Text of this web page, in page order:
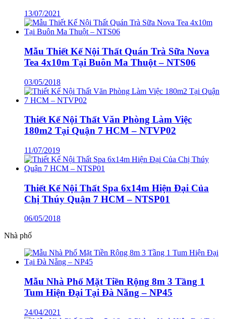
13/07/2021
Mẫu Thiết Kế Nội Thất Quán Trà Sữa Nova
Tea 4x10m Tại Buôn Ma Thuột – NTS06
03/05/2018
Thiết Kế Nội Thất Văn Phòng Làm Việc
180m2 Tại Quận 7 HCM – NTVP02
11/07/2019
Thiết Kế Nội Thất Spa 6x14m Hiện Đại Của
Chị Thúy Quận 7 HCM – NTSP01
06/05/2018
Nhà phố
Mẫu Nhà Phố Mặt Tiền Rộng 8m 3 Tầng 1
Tum Hiện Đại Tại Đà Nẵng – NP45
24/04/2021